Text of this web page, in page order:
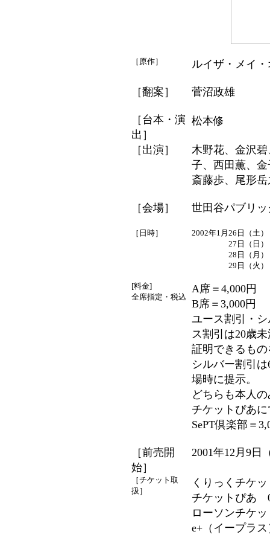
［原作］ ルイザ・メイ
［翻案］ 菅沼政雄
［台本・演
出］
松本修
［出演］
木野花、金沢
子、西田薫、
斎藤歩、尾形
［会場］ 世田谷パブリ
［日時］ 2002年1月 26日（土）
27日（日）
28日（月）
29日（火）
[料金]
全席指定・税込
A席＝4,000円
B席＝3,000円
ユース割引・
ス割引は20歳
証明できるも
シルバー割引
場時に提示。
どちらも本人
チケットぴあ
SePT倶楽部＝
［前売開
始］
2001年12月9日
［チケット取
扱］
くりっくチケ
チケットぴあ
ローソンチケ
e+（イープラ